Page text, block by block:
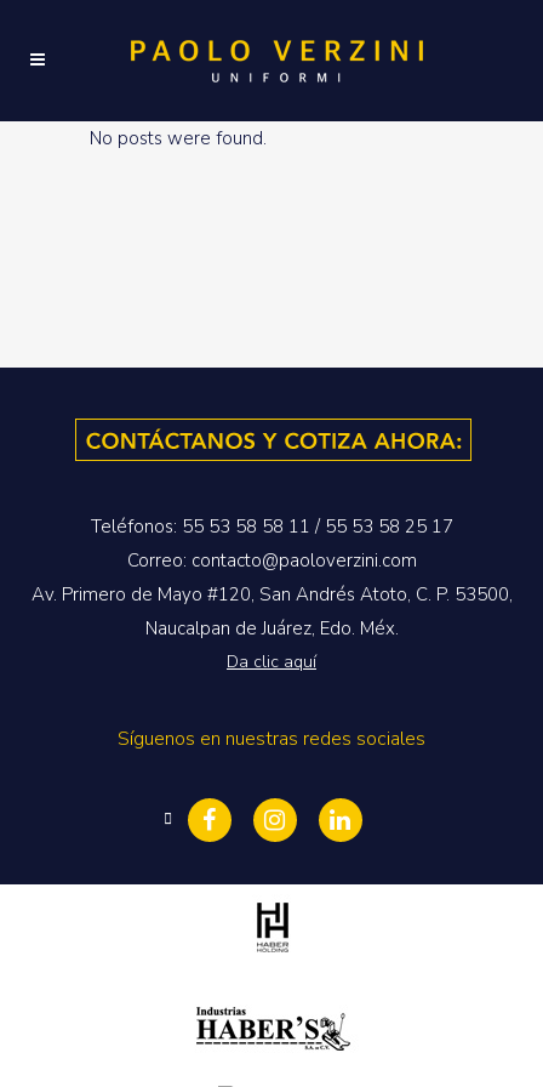
No posts were found.
Teléfonos: 55 53 58 58 11 / 55 53 58 25 17
Correo: contacto@paoloverzini.com
Av. Primero de Mayo #120, San Andrés Atoto, C. P. 53500,
Naucalpan de Juárez, Edo. Méx.
Da clic aquí
Síguenos en nuestras redes sociales